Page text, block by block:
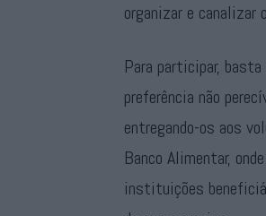
organizar e canalizar
Para participar,
preferência não
entregando-os aos
Banco Alimentar,
instituições